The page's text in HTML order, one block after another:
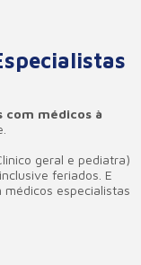
com médicos à
geral e pediatra)
feriados. E
especialistas